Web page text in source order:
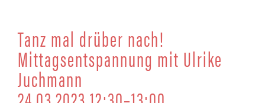
Tanz mal drü­ber nach!
Mit­tags­ent­span­nung mit Ulri­ke
Juchmann